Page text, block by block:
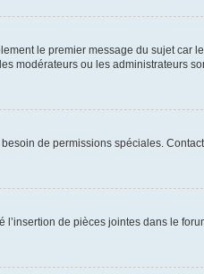
le premier message du sujet car
modérateurs ou les administrateurs
de permissions spéciales.
l’insertion de pièces jointes dans le